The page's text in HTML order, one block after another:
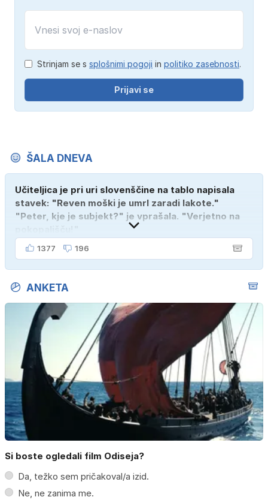
Strinjam se s splošnimi pogoji in politiko zasebnosti.
Prijavi se
ŠALA DNEVA
Učiteljica je pri uri slovenščine na tablo napisala
stavek: "Reven moški je umrl zaradi lakote."
"Peter, kje je subjekt?" je vprašala. "Verjetno na
1377 196
ANKETA
Si boste ogledali film Odiseja?
Da, težko sem pričakoval/a izid.
Ne, ne zanima me.